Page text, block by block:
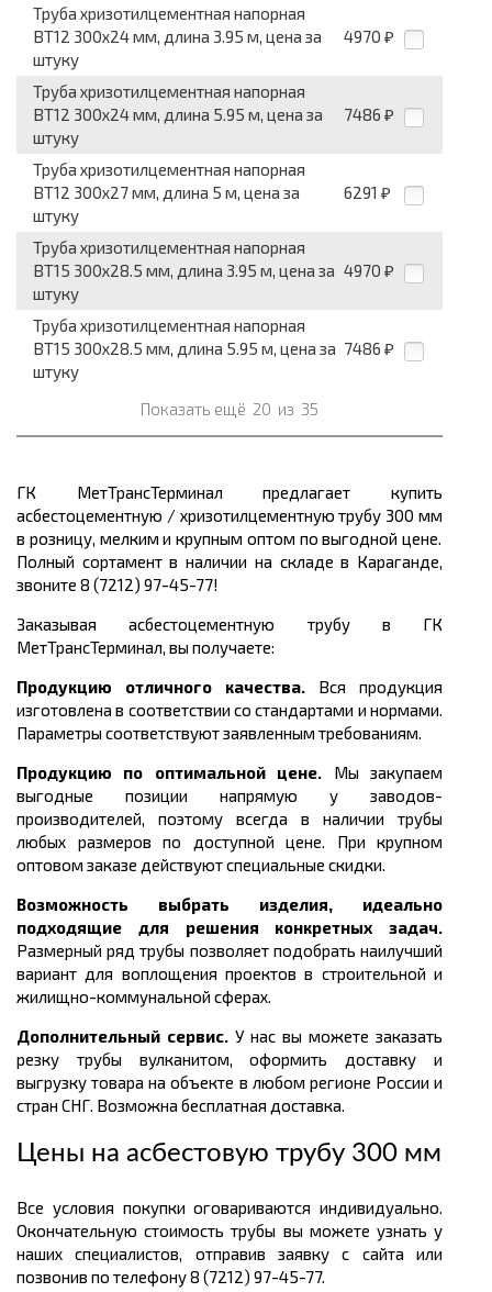
Труба хризотилцементная напорная
ВТ12 300x24 мм, длина 3.95 м, цена за
штуку
4970 ₽
Труба хризотилцементная напорная
ВТ12 300x24 мм, длина 5.95 м, цена за
штуку
7486 ₽
Труба хризотилцементная напорная
ВТ12 300x27 мм, длина 5 м, цена за
штуку
6291 ₽
Труба хризотилцементная напорная
ВТ15 300x28.5 мм, длина 3.95 м, цена за
штуку
4970 ₽
Труба хризотилцементная напорная
ВТ15 300x28.5 мм, длина 5.95 м, цена за
штуку
7486 ₽
Показать ещё 20 из 35
ГК МетТрансТерминал предлагает купить
асбестоцементную / хризотилцементную трубу 300 мм
в розницу, мелким и крупным оптом по выгодной цене.
Полный сортамент в наличии на складе в Караганде,
звоните 8 (7212) 97-45-77!
Заказывая асбестоцементную трубу в ГК
МетТрансТерминал, вы получаете:
Продукцию отличного качества. Вся продукция
изготовлена в соответствии со стандартами и нормами.
Параметры соответствуют заявленным требованиям.
Продукцию по оптимальной цене. Мы закупаем
выгодные позиции напрямую у заводов-
производителей, поэтому всегда в наличии трубы
любых размеров по доступной цене. При крупном
оптовом заказе действуют специальные скидки.
Возможность выбрать изделия, идеально
подходящие для решения конкретных задач.
Размерный ряд трубы позволяет подобрать наилучший
вариант для воплощения проектов в строительной и
жилищно-коммунальной сферах.
Дополнительный сервис. У нас вы можете заказать
резку трубы вулканитом, оформить доставку и
выгрузку товара на объекте в любом регионе России и
стран СНГ. Возможна бесплатная доставка.
Цены на асбестовую трубу 300 мм
Все условия покупки оговариваются индивидуально.
Окончательную стоимость трубы вы можете узнать у
наших специалистов, отправив заявку с сайта или
позвонив по телефону 8 (7212) 97-45-77.